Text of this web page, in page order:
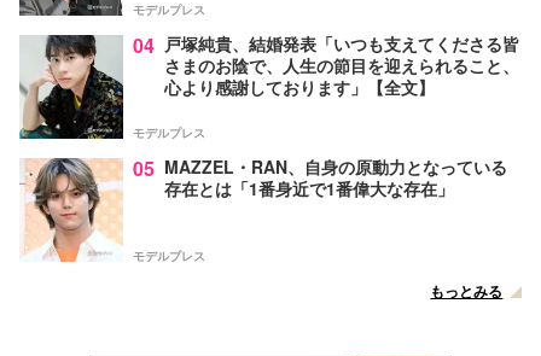
モデルプレス
04 戸塚純貴、結婚発表「いつも支えてくださる皆
さまのお陰で、人生の節目を迎えられること、
心より感謝しております」【全文】
モデルプレス
05 MAZZEL・RAN、自身の原動力となっている
存在とは「1番身近で1番偉大な存在」
モデルプレス
もっとみる